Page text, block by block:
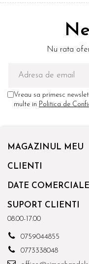
Nu rata
Vreau sa primesc
multe in Politica de
MAGAZINUL MEU
CLIENTI
DATE COMERCIALE
SUPORT CLIENTI
08.00-17.00
0759044855
0773338048